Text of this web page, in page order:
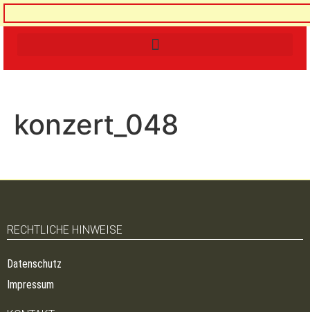
konzert_048
RECHTLICHE HINWEISE
Datenschutz
Impressum